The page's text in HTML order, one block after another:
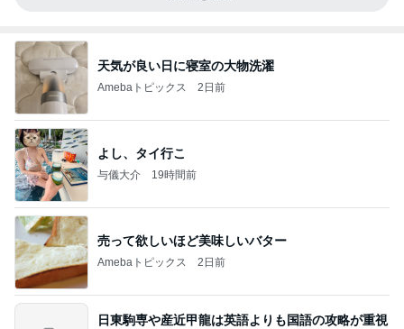
天気が良い日に寝室の大物洗濯
Amebaトピックス 2日前
よし、タイ行こ
与儀大介 19時間前
売って欲しいほど美味しいバター
Amebaトピックス 2日前
日東駒専や産近甲龍は英語よりも国語の攻略が重視